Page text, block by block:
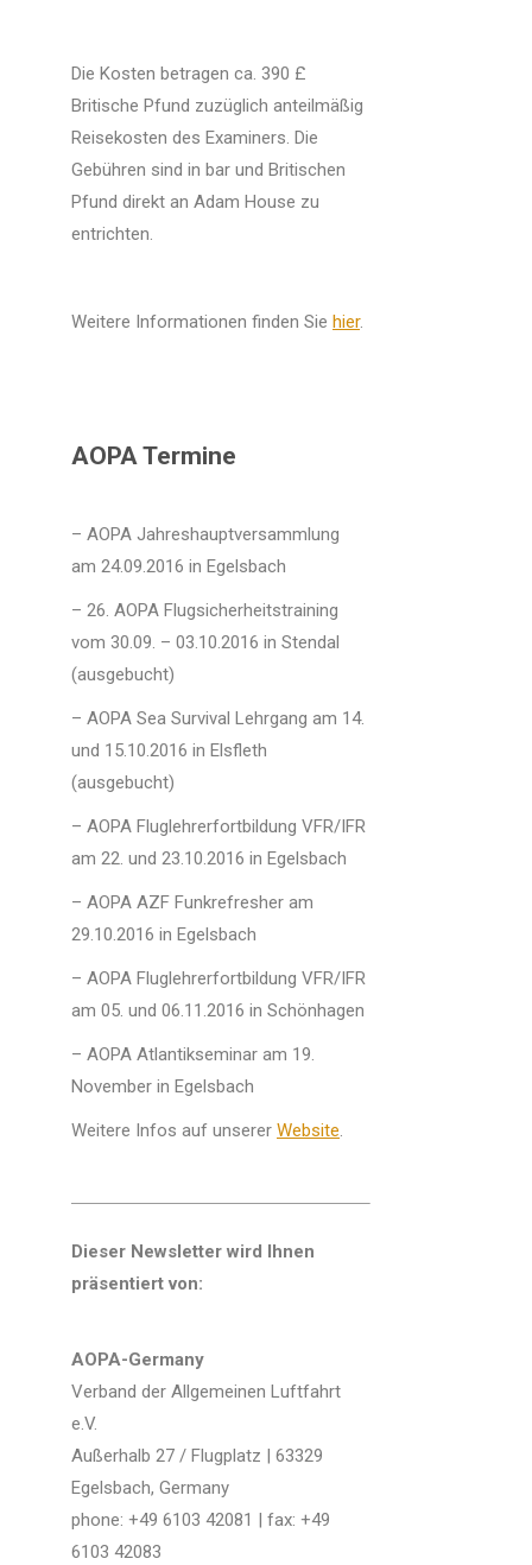
Die Kosten betragen ca. 390 £
Britische Pfund zuzüglich anteilmäßig
Reisekosten des Examiners. Die
Gebühren sind in bar und Britischen
Pfund direkt an Adam House zu
entrichten.
Weitere Informationen finden Sie hier.
AOPA Termine
– AOPA Jahreshauptversammlung
am 24.09.2016 in Egelsbach
– 26. AOPA Flugsicherheitstraining
vom 30.09. – 03.10.2016 in Stendal
(ausgebucht)
– AOPA Sea Survival Lehrgang am 14.
und 15.10.2016 in Elsfleth
(ausgebucht)
– AOPA Fluglehrerfortbildung VFR/IFR
am 22. und 23.10.2016 in Egelsbach
– AOPA AZF Funkrefresher am
29.10.2016 in Egelsbach
– AOPA Fluglehrerfortbildung VFR/IFR
am 05. und 06.11.2016 in Schönhagen
– AOPA Atlantikseminar am 19.
November in Egelsbach
Weitere Infos auf unserer Website.
Dieser Newsletter wird Ihnen
präsentiert von:
AOPA-Germany
Verband der Allgemeinen Luftfahrt
e.V.
Außerhalb 27 / Flugplatz | 63329
Egelsbach, Germany
phone: +49 6103 42081 | fax: +49
6103 42083